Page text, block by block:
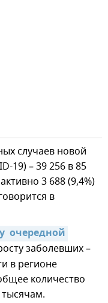
случаев новой
19) – 39 256 в 85
3 688 (9,4%)
в
очередной
заболевших –
в регионе
количество